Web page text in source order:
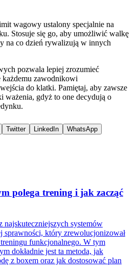
wagowy ustalony specjalnie na
Stosuje się go, aby umożliwić walkę
na co dzień rywalizują w innych
pozwala lepiej zrozumieć
każdemu zawodnikowi
do klatki. Pamiętaj, aby zawsze
ważenia, gdyż to one decydują o
Twitter LinkedIn WhatsApp
polega trening i jak zacząć
najskuteczniejszych systemów
sprawności, który zrewolucjonizował
funkcjonalnego. W tym
dokładnie jest ta metoda, jak
z boxem oraz jak dostosować plan